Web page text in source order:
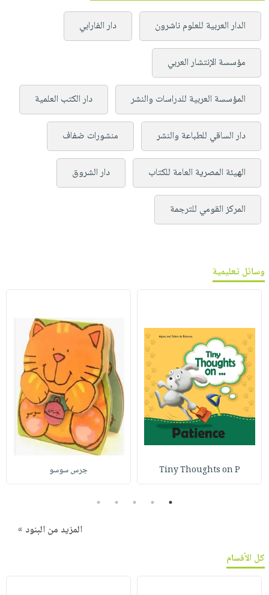
الدار العربية للعلوم ناشرون دار الفارابي
مؤسسة الإنتشار العربي
المؤسسة العربية للدراسات والنشر دار الكتب العلمية
دار الساقي للطباعة والنشر منشورات ضفاف
الهيئة المصرية العامة للكتاب دار الشروق
المركز القومي للترجمة
وسائل تعليمية
Tiny Thoughts on P جرس سوسو
1
2
3
4
5
المزيد من البنود »
كل الأقسام